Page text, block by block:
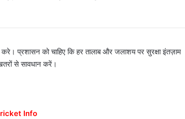
प्रशासन को चाहिए कि हर तालाब और जलाशय पर सुरक्षा इंतज़ाम
से सावधान करें।
Info